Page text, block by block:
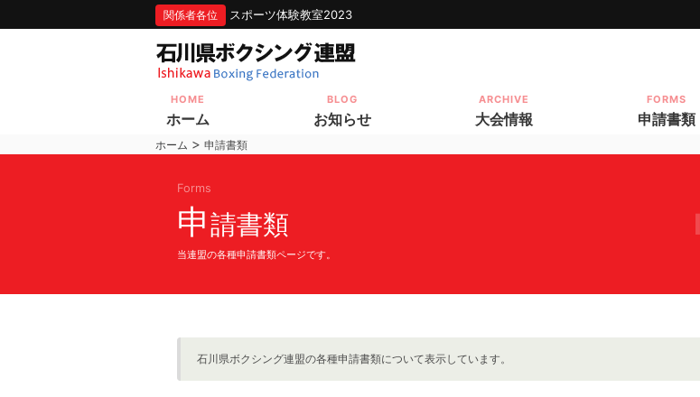
関係者各位 スポーツ体験教室2023
HOME
ホーム
BLOG
お知らせ
ARCHIVE
大会情報
FORMS
申請書類
ホーム > 申請書類
Forms
申請書類
当連盟の各種申請書類ページです。
石川県ボクシング連盟の各種申請書類について表示しています。